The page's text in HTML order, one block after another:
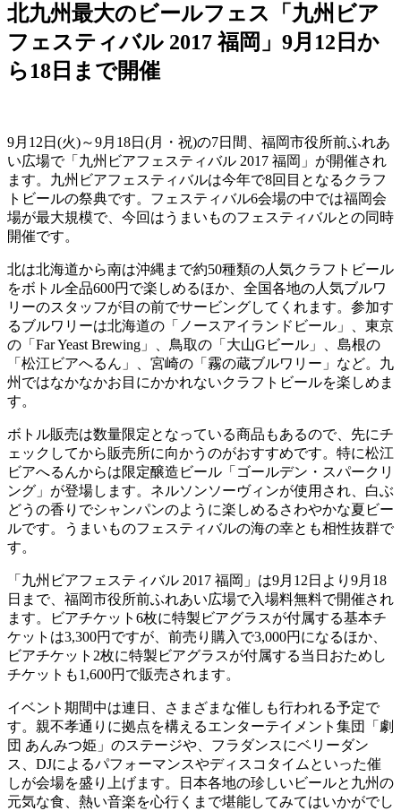
北九州最大のビールフェス「九州ビア
フェスティバル 2017 福岡」9月12日か
ら18日まで開催
9月12日(火)～9月18日(月・祝)の7日間、福岡市役所前ふれあ
い広場で「九州ビアフェスティバル 2017 福岡」が開催され
ます。九州ビアフェスティバルは今年で8回目となるクラフ
トビールの祭典です。フェスティバル6会場の中では福岡会
場が最大規模で、今回はうまいものフェスティバルとの同時
開催です。
北は北海道から南は沖縄まで約50種類の人気クラフトビール
をボトル全品600円で楽しめるほか、全国各地の人気ブルワ
リーのスタッフが目の前でサービングしてくれます。参加す
るブルワリーは北海道の「ノースアイランドビール」、東京
の「Far Yeast Brewing」、鳥取の「大山Gビール」、島根の
「松江ビアへるん」、宮崎の「霧の蔵ブルワリー」など。九
州ではなかなかお目にかかれないクラフトビールを楽しめま
す。
ボトル販売は数量限定となっている商品もあるので、先にチ
ェックしてから販売所に向かうのがおすすめです。特に松江
ビアへるんからは限定醸造ビール「ゴールデン・スパークリ
ング」が登場します。ネルソンソーヴィンが使用され、白ぶ
どうの香りでシャンパンのように楽しめるさわやかな夏ビー
ルです。うまいものフェスティバルの海の幸とも相性抜群で
す。
「九州ビアフェスティバル 2017 福岡」は9月12日より9月18
日まで、福岡市役所前ふれあい広場で入場料無料で開催され
ます。ビアチケット6枚に特製ビアグラスが付属する基本チ
ケットは3,300円ですが、前売り購入で3,000円になるほか、
ビアチケット2枚に特製ビアグラスが付属する当日おためし
チケットも1,600円で販売されます。
イベント期間中は連日、さまざまな催しも行われる予定で
す。親不孝通りに拠点を構えるエンターテイメント集団「劇
団 あんみつ姫」のステージや、フラダンスにベリーダン
ス、DJによるパフォーマンスやディスコタイムといった催
しが会場を盛り上げます。日本各地の珍しいビールと九州の
元気な食、熱い音楽を心行くまで堪能してみてはいかがでし